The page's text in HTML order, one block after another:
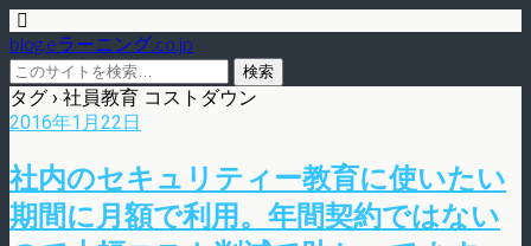
blog.eラーニング.co.jp
タグ › 社員教育 コストダウン
2016年1月22日
社内のセキュリティー教育に使いたい
期間に月額で利用。年間契約ではない